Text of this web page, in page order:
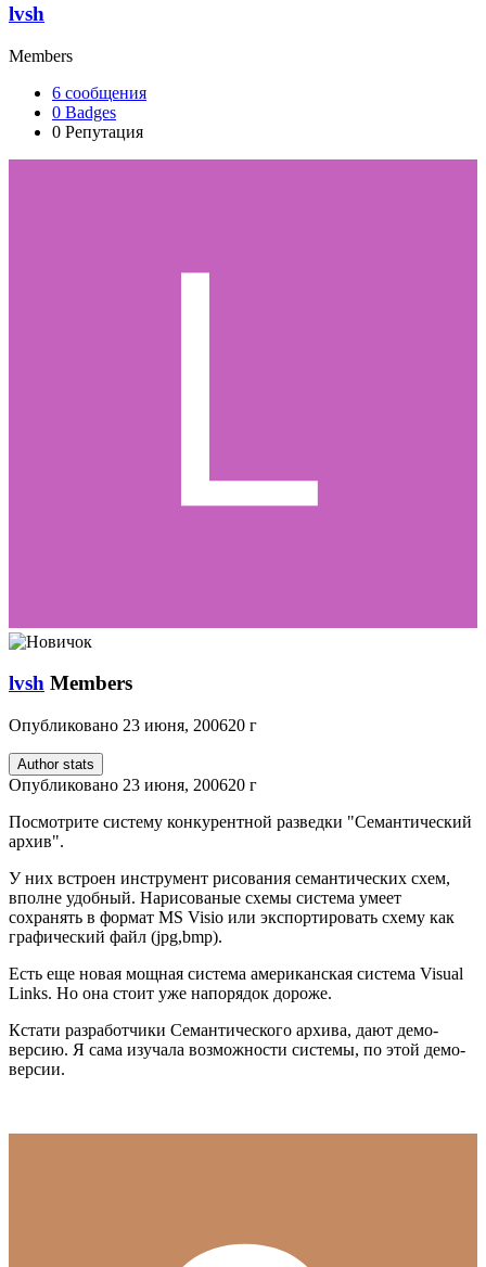
lvsh
Members
6 сообщения
0 Badges
0 Репутация
lvsh Members
Опубликовано 23 июня, 200620 г
Author stats
Опубликовано 23 июня, 200620 г
Посмотрите систему конкурентной разведки "Семантический
архив".
У них встроен инструмент рисования семантических схем,
вполне удобный. Нарисованые схемы система умеет
сохранять в формат MS Visio или экспортировать схему как
графический файл (jpg,bmp).
Есть еще новая мощная система американская система Visual
Links. Но она стоит уже напорядок дороже.
Кстати разработчики Семантического архива, дают демо-
версию. Я сама изучала возможности системы, по этой демо-
версии.